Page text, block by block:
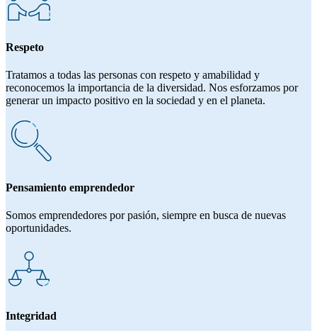
Respeto
Tratamos a todas las personas con respeto y amabilidad y
reconocemos la importancia de la diversidad. Nos esforzamos por
generar un impacto positivo en la sociedad y en el planeta.
Pensamiento emprendedor
Somos emprendedores por pasión, siempre en busca de nuevas
oportunidades.
Integridad